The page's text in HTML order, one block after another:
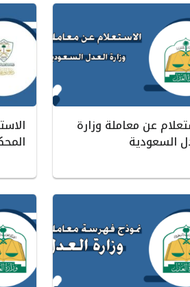
عن معاملة وزارة
السعودية